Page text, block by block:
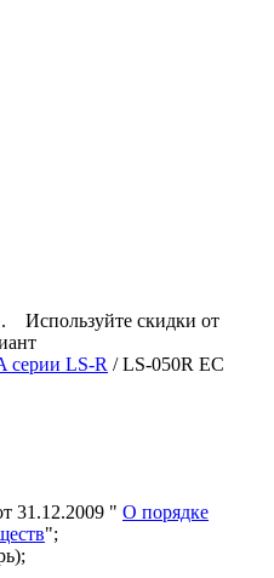
Используйте скидки от
серии LS-R / LS-050R EC
31.12.2009 " О порядке
";